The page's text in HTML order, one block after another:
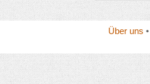
Über uns •